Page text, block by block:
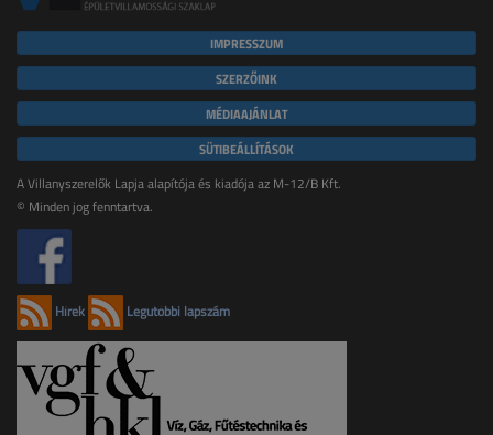
IMPRESSZUM
SZERZŐINK
MÉDIAAJÁNLAT
SÜTIBEÁLLÍTÁSOK
A Villanyszerelők Lapja alapítója és kiadója az M-12/B Kft.
© Minden jog fenntartva.
Hírek Legutóbbi lapszám